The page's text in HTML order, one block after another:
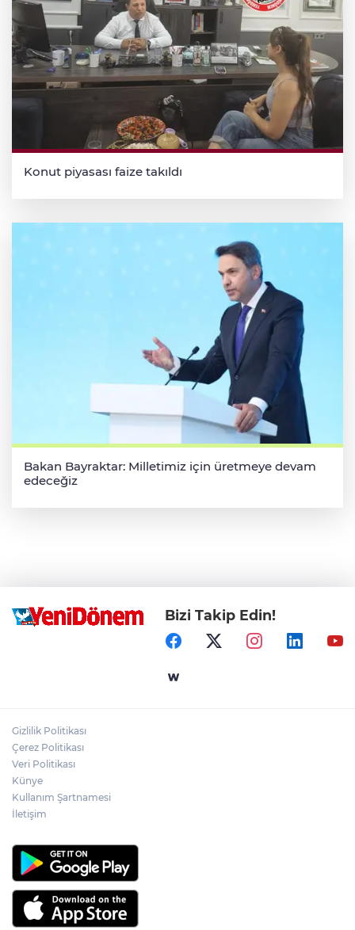
Konut piyasası faize takıldı
Bakan Bayraktar: Milletimiz için üretmeye devam
edeceğiz
Bizi Takip Edin!
Gizlilik Politikası
Çerez Politikası
Veri Politikası
Künye
Kullanım Şartnamesi
İletişim